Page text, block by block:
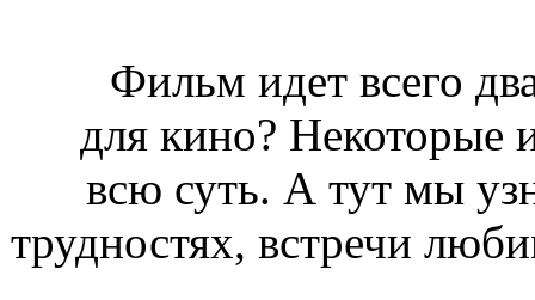
Фильм идет всего
для кино? Некоторые
всю суть. А тут мы
трудностях, встречи